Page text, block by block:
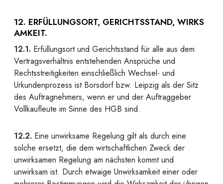
12. ERFÜLLUNGSORT, GERICHTSSTAND, WIRKS
AMKEIT.
12.1. Erfüllungsort und Gerichtsstand für alle aus dem
Vertragsverhältnis entstehenden Ansprüche und
Rechtsstreitigkeiten einschließlich Wechsel- und
Urkundenprozess ist Borsdorf bzw. Leipzig als der Sitz
des Auftragnehmers, wenn er und der Auftraggeber
Vollkaufleute im Sinne des HGB sind.
12.2. Eine unwirksame Regelung gilt als durch eine
solche ersetzt, die dem wirtschaftlichen Zweck der
unwirksamen Regelung am nächsten kommt und
unwirksam ist. Durch etwaige Unwirksamkeit einer oder